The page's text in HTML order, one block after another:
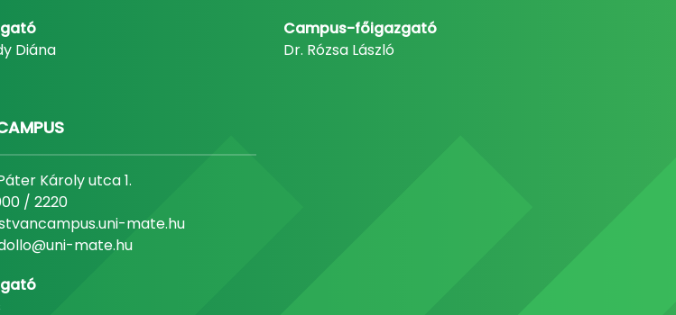
Diána
Campus-főigazgató
Dr. Rózsa László
Károly utca 1.
/ 2220
mate.hu
mate.hu